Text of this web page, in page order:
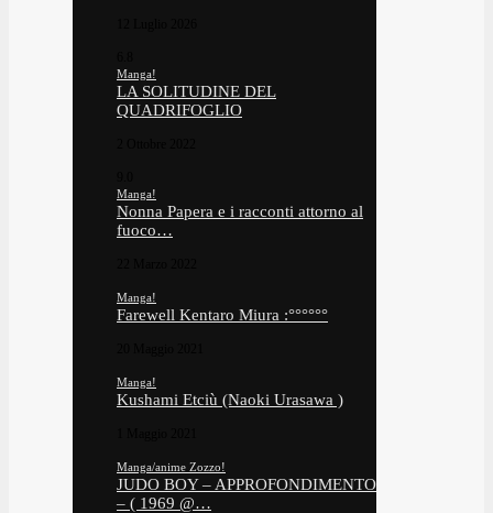
Manga!
LA SOLITUDINE DEL
QUADRIFOGLIO
Manga!
Nonna Papera e i racconti attorno al
fuoco…
Manga!
Farewell Kentaro Miura :°°°°°°
Manga!
Kushami Etciù (Naoki Urasawa )
Manga/anime Zozzo!
JUDO BOY – APPROFONDIMENTO
– ( 1969 @…